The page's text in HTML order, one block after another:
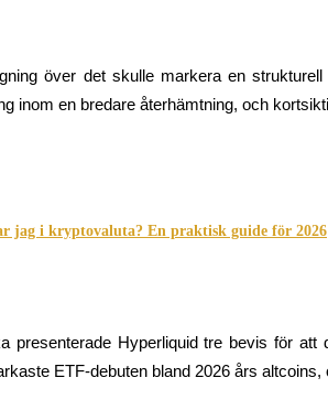
över det skulle markera en
jag i kryptovaluta? En praktisk guide för 2026
presenterade Hyperliquid tre bevis för
ETF-debuten bland 2026 års